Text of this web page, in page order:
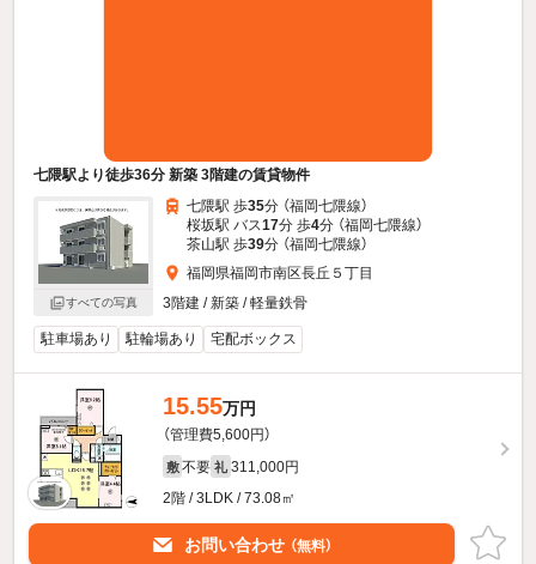
七隈駅より徒歩36分 新築 3階建の賃貸物件
すべての写真
七隈駅 歩35分 （福岡七隈線）
桜坂駅 バス17分 歩4分 （福岡七隈線）
茶山駅 歩39分 （福岡七隈線）
福岡県福岡市南区長丘５丁目
3階建 / 新築 / 軽量鉄骨
駐車場あり 駐輪場あり 宅配ボックス
15.55万円
（管理費5,600円）
敷 不要 礼 311,000円
2階 / 3LDK / 73.08㎡
お問い合わせ （無料）